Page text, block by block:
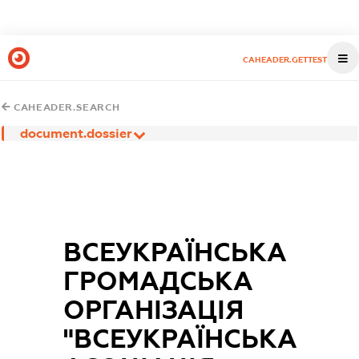
CAHEADER.GETTEST
CAHEADER.SEARCH
document.dossier
ВСЕУКРАЇНСЬКА
ГРОМАДСЬКА
ОРГАНІЗАЦІЯ
"ВСЕУКРАЇНСЬКА